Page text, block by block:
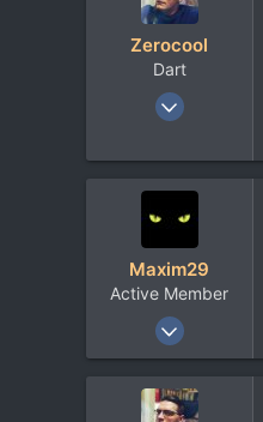
Архангельск
Zerocool
Dart
18 Май 2003
37.767
Belgorod
Maxim29
Active Member
14 Июл 2013